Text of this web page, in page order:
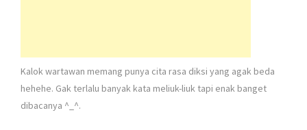
Kalok wartawan memang punya cita rasa diksi yang agak beda
hehehe. Gak terlalu banyak kata meliuk-liuk tapi enak banget
dibacanya ^_^.